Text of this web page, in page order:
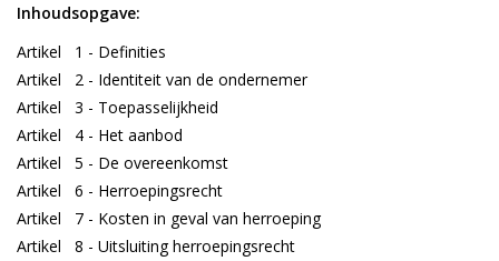
Hookbaits
Pellets
Naturals
Range
Inhoudsopgave:
Artikel 1 - Definities
Artikel 2 - Identiteit van de ondernemer
Artikel 3 - Toepasselijkheid
Artikel 4 - Het aanbod
Artikel 5 - De overeenkomst
Artikel 6 - Herroepingsrecht
Artikel 7 - Kosten in geval van herroeping
Artikel 8 - Uitsluiting herroepingsrecht